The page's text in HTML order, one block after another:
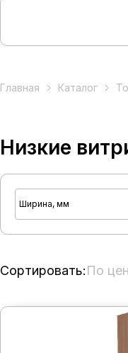
Главная Каталог
Низкие
Ширина, мм
Сортировать:По